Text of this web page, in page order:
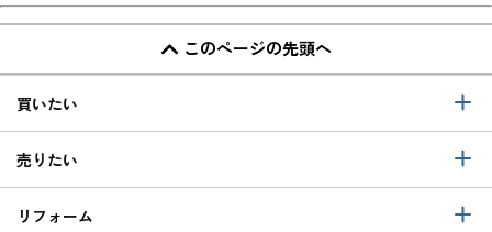
このページの先頭へ
買いたい
売りたい
リフォーム